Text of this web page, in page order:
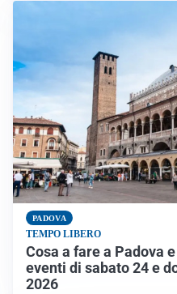
PADOVA
TEMPO LIBERO
Cosa a fare a Padova
eventi di sabato 24 e
2026